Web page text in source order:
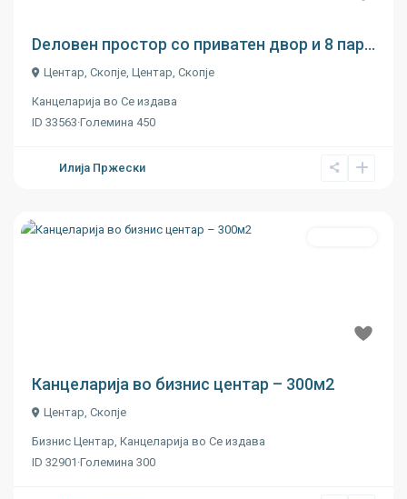
Dеловен простор со приватен двор и 8 пар...
Центар, Скопје, Центар, Скопје
Канцеларија во Се издава
ID 33563·Големина 450
Илија Пржески
Канцеларија во бизнис центар – 300м2
Центар, Скопје
Бизнис Центар, Канцеларија во Се издава
ID 32901 ·Големина 300